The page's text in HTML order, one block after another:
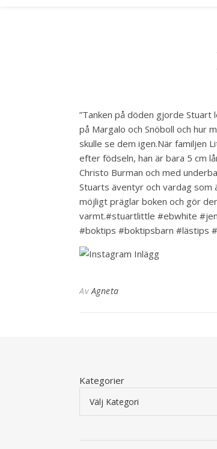
”Tanken på döden gjorde Stuart
på Margalo och Snöboll och hur
skulle se dem igen.️När familjen
efter födseln, han är bara 5 cm
Christo Burman och med
Stuarts äventyr och vardag som
möjligt präglar boken och gör
varmt.️️️️#stuartlittle #ebwhite
#boktips #boktipsbarn #lästips
AvAgneta
Kategorier